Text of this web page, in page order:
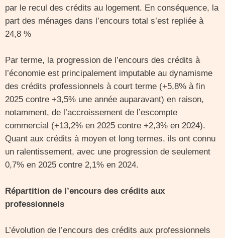
par le recul des crédits au logement. En conséquence, la
part des ménages dans l’encours total s’est repliée à
24,8 %
Par terme, la progression de l’encours des crédits à
l’économie est principalement imputable au dynamisme
des crédits professionnels à court terme (+5,8% à fin
2025 contre +3,5% une année auparavant) en raison,
notamment, de l’accroissement de l’escompte
commercial (+13,2% en 2025 contre +2,3% en 2024).
Quant aux crédits à moyen et long termes, ils ont connu
un ralentissement, avec une progression de seulement
0,7% en 2025 contre 2,1% en 2024.
Répartition de l’encours des crédits aux
professionnels
L’évolution de l’encours des crédits aux professionnels